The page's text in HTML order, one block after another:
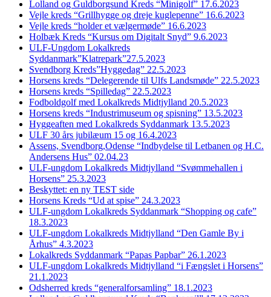
Lolland og Guldborgsund Kreds “Minigolf” 17.6.2023
Vejle kreds “Grillhygge og dreje kuglepenne” 16.6.2023
Vejle kreds “holder et vælgermøde” 16.6.2023
Holbæk Kreds “Kursus om Digitalt Snyd” 9.6.2023
ULF-Ungdom Lokalkreds
Syddanmark”Klatrepark”27.5.2023
Svendborg Kreds”Hyggedag” 22.5.2023
Horsens kreds “Delegerende til Ulfs Landsmøde” 22.5.2023
Horsens kreds “Spilledag” 22.5.2023
Fodboldgolf med Lokalkreds Midtjylland 20.5.2023
Horsens kreds “Industrimuseum og spisning” 13.5.2023
Hyggeaften med Lokalkreds Syddanmark 13.5.2023
ULF 30 års jubilæum 15 og 16.4.2023
Assens, Svendborg,Odense “Indbydelse til Letbanen og H.C.
Andersens Hus” 02.04.23
ULF-ungdom Lokalkreds Midtjylland “Svømmehallen i
Horsens” 25.3.2023
Beskyttet: en ny TEST side
Horsens Kreds “Ud at spise” 24.3.2023
ULF-ungdom Lokalkreds Syddanmark “Shopping og cafe”
18.3.2023
ULF-ungdom Lokalkreds Midtjylland “Den Gamle By i
Århus” 4.3.2023
Lokalkreds Syddanmark “Papas Papbar” 26.1.2023
ULF-ungdom Lokalkreds Midtjylland “i Fængslet i Horsens”
21.1.2023
Odsherred kreds “generalforsamling” 18.1.2023